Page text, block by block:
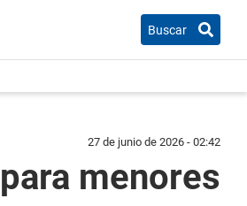
Buscar
27 de junio de 2026 - 02:42
menores